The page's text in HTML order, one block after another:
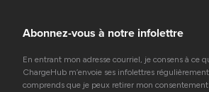
Abonnez-vous à notre infolettre
En entrant mon adresse courriel, je consens à ce
ChargeHub m’envoie ses infolettres
comprends que je peux retirer mon